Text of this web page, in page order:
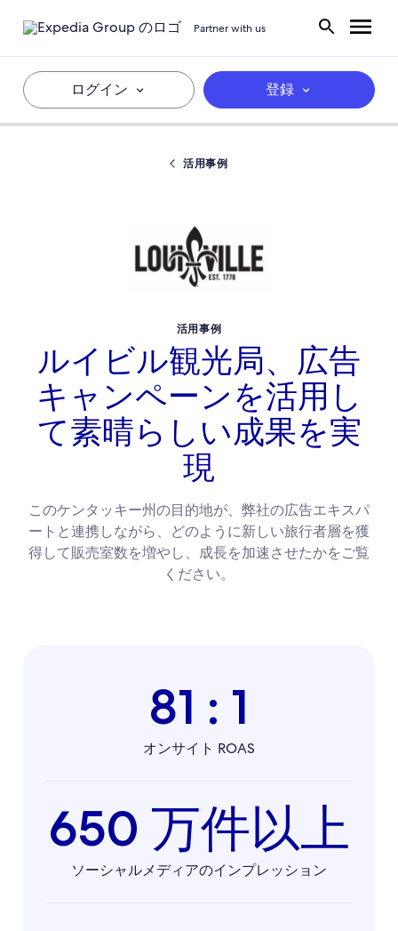
Partner with us
ログイン 登録
活用事例
活用事例
ルイビル観光局、広告
キャンペーンを活用し
て素晴らしい成果を実
現
このケンタッキー州の目的地が、弊社の広告エキスパ
ートと連携しながら、どのように新しい旅行者層を獲
得して販売室数を増やし、成長を加速させたかをご覧
ください。
81 : 1
オンサイト ROAS
650 万件以上
ソーシャルメディアのインプレッション